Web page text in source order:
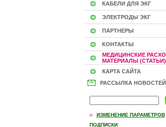
КАБЕЛИ ДЛЯ ЭКГ
ЭЛЕКТРОДЫ ЭКГ
ПАРТНЕРЫ
КОНТАКТЫ
МЕДИЦИНСКИЕ
МАТЕРИАЛЫ (СТАТЬИ)
КАРТА САЙТА
РАССЫЛКА НОВОСТЕЙ
ИЗМЕНЕНИЕ ПАРАМЕТРОВ
ПОДПИСКИ